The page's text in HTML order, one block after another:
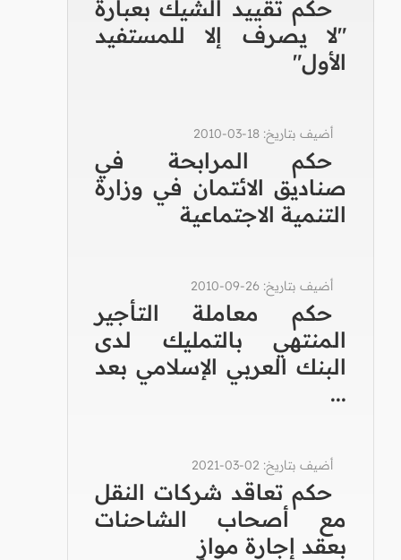
حكم تقييد الشيك بعبارة
"لا يصرف إلا للمستفيد
الأول"
أضيف بتاريخ: 18-03-2010
حكم المرابحة في
صناديق الائتمان في وزارة
التنمية الاجتماعية
أضيف بتاريخ: 26-09-2010
حكم معاملة التأجير
المنتهي بالتمليك لدى
البنك العربي الإسلامي بعد
...
أضيف بتاريخ: 02-03-2021
حكم تعاقد شركات النقل
مع أصحاب الشاحنات
بعقد إجارة موازٍ